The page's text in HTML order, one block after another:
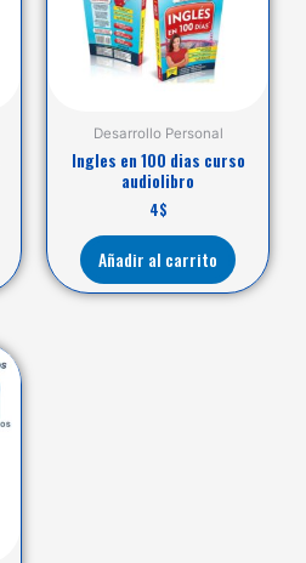
Desarrollo Personal
Ingles en 100 dias curso
audiolibro
4$
Añadir al carrito